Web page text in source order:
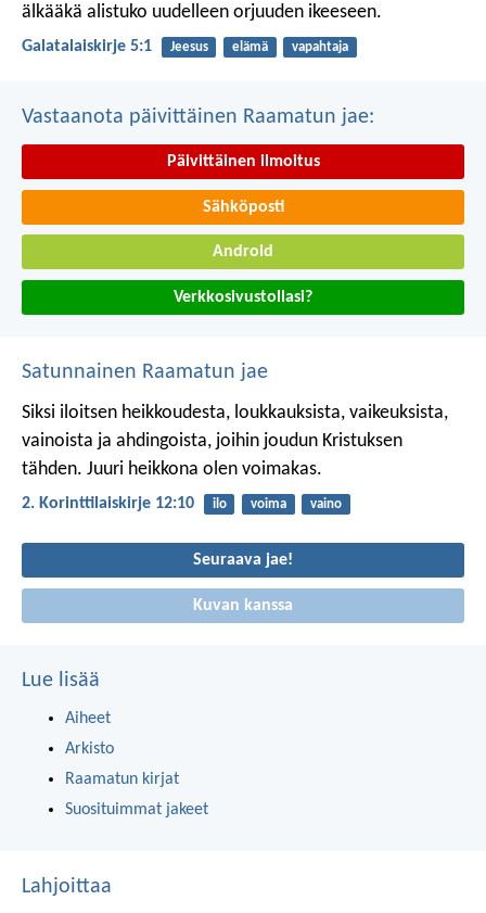
älkääkä alistuko uudelleen orjuuden ikeeseen.
Galatalaiskirje 5:1 Jeesus elämä vapahtaja
Vastaanota päivittäinen Raamatun jae:
Päivittäinen ilmoitus
Sähköposti
Android
Verkkosivustollasi?
Satunnainen Raamatun jae
Siksi iloitsen heikkoudesta, loukkauksista, vaikeuksista,
vainoista ja ahdingoista, joihin joudun Kristuksen
tähden. Juuri heikkona olen voimakas.
2. Korinttilaiskirje 12:10 ilo voima vaino
Seuraava jae!
Kuvan kanssa
Lue lisää
Aiheet
Arkisto
Raamatun kirjat
Suosituimmat jakeet
Lahjoittaa